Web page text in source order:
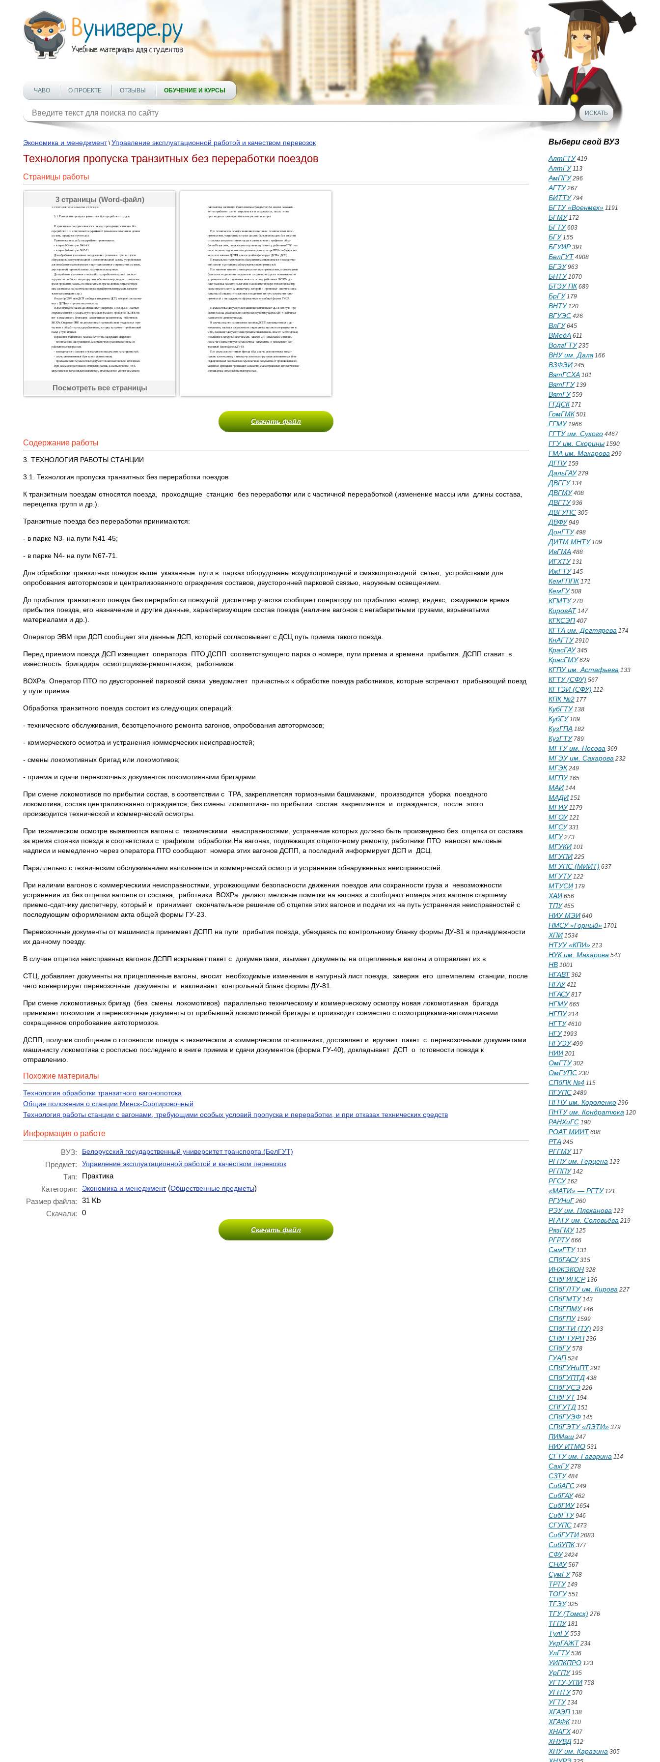
ЧАВО О ПРОЕКТЕ ОТЗЫВЫ ОБУЧЕНИЕ И КУРСЫ
Экономика и менеджмент\Управление эксплуатационной работой и качеством перевозок
Технология пропуска транзитных без переработки поездов
Страницы работы
3 страницы (Word-файл)
Посмотреть все страницы
Скачать файл
Содержание работы
3. ТЕХНОЛОГИЯ РАБОТЫ СТАНЦИИ
3.1. Технология пропуска транзитных без переработки поездов
К транзитным поездам относятся поезда, проходящие станцию без переработки или с частичной переработкой (изменение массы или длины состава,
перецепка групп и др.).
Транзитные поезда без переработки принимаются:
- в парке N3- на пути N41-45;
- в парке N4- на пути N67-71.
Для обработки транзитных поездов выше указанные пути в парках оборудованы воздухопроводной и смазкопроводной сетью, устройствами для
опробования автотормозов и централизованного ограждения составов, двусторонней парковой связью, наружным освещением.
До прибытия транзитного поезда без переработки поездной диспетчер участка сообщает оператору по прибытию номер, индекс, ожидаемое время
прибытия поезда, его назначение и другие данные, характеризующие состав поезда (наличие вагонов с негабаритными грузами, взрывчатыми
материалами и др.).
Оператор ЭВМ при ДСП сообщает эти данные ДСП, который согласовывает с ДСЦ путь приема такого поезда.
Перед приемом поезда ДСП извещает оператора ПТО,ДСПП соответствующего парка о номере, пути приема и времени прибытия. ДСПП ставит в
известность бригадира осмотрщиков-ремонтников, работников
ВОХРа. Оператор ПТО по двусторонней парковой связи уведомляет причастных к обработке поезда работников, которые встречают прибывющий поезд
у пути приема.
Обработка транзитного поезда состоит из следующих операций:
- технического обслуживания, безотцепочного ремонта вагонов, опробования автотормозов;
- коммерческого осмотра и устранения коммерческих неисправностей;
- смены локомотивных бригад или локомотивов;
- приема и сдачи перевозочных документов локомотивными бригадами.
При смене локомотивов по прибытии состав, в соответствии с ТРА, закрепляетсяя тормозными башмаками, производится уборка поездного
локомотива, состав централизованно ограждается; без смены локомотива- по прибытии состав закрепляется и ограждается, после этого
производится технической и коммерческий осмотры.
При техническом осмотре выявляются вагоны с техническими неисправностями, устранение которых должно быть произведено без отцепки от состава
за время стоянки поезда в соответствии с графиком обработки.На вагонах, подлежащих отцепочному ремонту, работники ПТО наносят меловые
надписи и немедленно через оператора ПТО сообщают номера этих вагонов ДСПП, а последний информирует ДСП и ДСЦ.
Параллельно с техническим обслуживанием выполняется и коммерческий осмотр и устранение обнаруженных неисправностей.
При наличии вагонов с коммерческими неисправностями, угрожающими безопасности движения поездов или сохранности груза и невозможности
устранения их без отцепки вагонов от состава, работники ВОХРа делают меловые пометки на вагонах и сообщают номера этих вагонов старшему
приемо-сдатчику диспетчеру, который и принимает окончательное решение об отцепке этих вагонов и подачи их на путь устранения неисправностей с
последующим оформлением акта общей формы ГУ-23.
Перевозочные документы от машиниста принимает ДСПП на пути прибытия поезда, убеждаясь по контрольному бланку формы ДУ-81 в принадлежности
их данному поезду.
В случае отцепки неисправных вагонов ДСПП вскрывает пакет с документами, изымает документы на отцепленные вагоны и отправляет их в
СТЦ, добавляет документы на прицепленные вагоны, вносит необходимые изменения в натурный лист поезда, заверяя его штемпелем станции, после
чего конвертирует перевозочные документы и наклеивает контрольный бланк формы ДУ-81.
При смене локомотивных бригад (без смены локомотивов) параллельно техническому и коммерческому осмотру новая локомотивная бригада
принимает локомотив и перевозочные документы от прибывшей локомотивной бригады и производит совместно с осмотрщиками-автоматчиками
сокращенное опробование автотормозов.
ДСПП, получив сообщение о готовности поезда в техническом и коммерческом отношениях, доставляет и вручает пакет с перевозочными документами
машинисту локомотива с росписью последнего в книге приема и сдачи документов (форма ГУ-40), докладывает ДСП о готовности поезда к
отправлению.
Похожие материалы
Технология обработки транзитного вагонопотока
Общие положения о станции Минск-Сортировочный
Технология работы станции с вагонами, требующими особых условий пропуска и переработки, и при отказах технических средств
Информация о работе
ВУЗ: Белорусский государственный университет транспорта (БелГУТ)
Предмет: Управление эксплуатационной работой и качеством перевозок
Тип:
Практика
Категория:
Экономика и менеджмент(Общественные предметы)
Размер файла:
31 Kb
Скачали:
0
Скачать файл
Выбери свой ВУЗ
АлтГТУ419
АлтГУ113
АмПГУ296
АГТУ267
БИТТУ794
БГТУ «Военмех» 1191
БГМУ172
БГТУ603
БГУ155
БГУИР391
БелГУТ 4908
БГЭУ963
БНТУ1070
БТЭУ ПК 689
БрГУ179
ВНТУ120
ВГУЭС 426
ВлГУ645
ВМедА 611
ВолгГТУ235
ВНУ им. Даля166
ВЗФЭИ 245
ВятГСХА 101
ВятГГУ139
ВятГУ559
ГГДСК 171
ГомГМК 501
ГГМУ1966
ГГТУ им. Сухого 4467
ГГУ им. Скорины 1590
ГМА им. Макарова 299
ДГПУ159
ДальГАУ279
ДВГГУ134
ДВГМУ408
ДВГТУ936
ДВГУПС 305
ДВФУ949
ДонГТУ498
ДИТМ МНТУ109
ИвГМА 488
ИГХТУ131
ИжГТУ145
КемГППК 171
КемГУ508
КГМТУ270
КировАТ 147
КГКСЭП 407
КГТА им. Дегтярева 174
КнАГТУ2910
КрасГАУ345
КрасГМУ629
КГПУ им. Астафьева 133
КГТУ (СФУ) 567
КГТЭИ (СФУ) 112
КПК №2 177
КубГТУ138
КубГУ109
КузГПА 182
КузГТУ789
МГТУ им. Носова 369
МГЭУ им. Сахарова 232
МГЭК 249
МГПУ165
МАИ 144
МАДИ 151
МГИУ1179
МГОУ121
МГСУ331
МГУ273
МГУКИ 101
МГУПИ 225
МГУПС (МИИТ) 637
МГУТУ122
МТУСИ 179
ХАИ 656
ТПУ455
НИУ МЭИ 640
НМСУ «Горный» 1701
ХПИ 1534
НТУУ «КПИ» 213
НУК им. Макарова 543
НВ 1001
НГАВТ 362
НГАУ411
НГАСУ817
НГМУ665
НГПУ214
НГТУ4610
НГУ1993
НГУЭУ499
НИИ 201
ОмГТУ302
ОмГУПС 230
СПбПК №4 115
ПГУПС 2489
ПГПУ им. Короленко 296
ПНТУ им. Кондратюка 120
РАНХиГС 190
РОАТ МИИТ 608
РТА 245
РГГМУ117
РГПУ им. Герцена 123
РГППУ142
РГСУ162
«МАТИ» — РГТУ121
РГУНиГ 260
РЭУ им. Плеханова 123
РГАТУ им. Соловьёва 219
РязГМУ125
РГРТУ666
СамГТУ131
СПбГАСУ315
ИНЖЭКОН 328
СПбГИПСР136
СПбГЛТУ им. Кирова 227
СПбГМТУ143
СПбГПМУ146
СПбГПУ1599
СПбГТИ (ТУ) 293
СПбГТУРП 236
СПбГУ578
ГУАП 524
СПбГУНиПТ 291
СПбГУПТД 438
СПбГУСЭ 226
СПбГУТ 194
СПГУТД 151
СПбГУЭФ 145
СПбГЭТУ «ЛЭТИ» 379
ПИМаш 247
НИУ ИТМО 531
СГТУ им. Гагарина 114
СахГУ278
СЗТУ484
СибАГС 249
СибГАУ462
СибГИУ1654
СибГТУ946
СГУПС 1473
СибГУТИ 2083
СибУПК 377
СФУ2424
СНАУ567
СумГУ768
ТРТУ149
ТОГУ551
ТГЭУ325
ТГУ (Томск) 276
ТГПУ181
ТулГУ553
УкрГАЖТ 234
УлГТУ536
УИПКПРО 123
УрГПУ195
УГТУ-УПИ 758
УГНТУ570
УГТУ134
ХГАЭП 138
ХГАФК 110
ХНАГХ 407
ХНУВД 512
ХНУ им. Каразина 305